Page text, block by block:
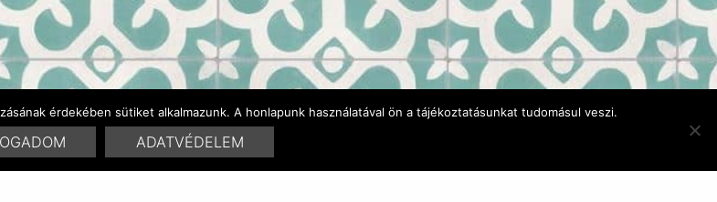
érdekében sütiket alkalmazunk. A honlapunk használatával ön a tájékoztatásunkat tudomásul veszi.
ADATVÉDELEM